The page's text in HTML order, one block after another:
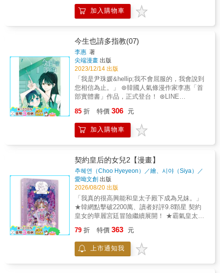
說，也對。」台版獨家番外（印在書內）作者
印簽（印在書內）獨家新圖透卡
加入購物車
今生也請多指教(07)
李惠 著
尖端漫畫 出版
2023/12/14 出版
「我是尹珠媛&hellip;我不會屈服的，我會說到
您相信為止。」 ⊛韓國人氣條漫作家李惠「首
部實體書」作品，正式登台！ ⊛LINE
次數、9.98分超高評價，一看就入迷！ ⊛同名
真人版電視劇由製作多部現象級韓劇《鬼
怪》、《愛的迫降》的tvN操刀， 《哲仁皇
世，只為與你相遇。 甜到牙疼！！超越輪迴的
愛情故事&hearts; 史上最會撩人的女主角潘知
音，今生也要積極向文瑞夏發動直球攻勢！！
潘知音為了不讓瑞夏陷入無邊無際的罪惡感之
中， 說出自己就是尹珠媛這個祕密， 並把以前
送給他的箱子鑰匙位置告訴他。 瑞夏得知這個
真相後，還能坦然待在知音身邊嗎&hellip;！？
終於坦白相認！感人心脾的第7集！ &
85 折 特價 306 元
加入購物車
契約皇后的女兒2【漫畫】
추혜연（Choo Hyeyeon）／繪、시야（Siya）／
著著
愛呦文創 出版
2026/08/20 出版
「我真的很高興能和皇太子殿下成為兄妹。」
★韓網點擊破2200萬、讀者好評9.8顆星 契約
皇女的華麗宮廷冒險繼續展開！ ★霸氣皇太子
帥氣登場！ 莉莉卡卻與他們有意想不到的巧
遇？ ★同步推出限量特裝組「閃底印簽卡套
組」 雙閃徽章、作者加筆壓克力燙印簽名板、
79 折 特價 363 元
上市通知我